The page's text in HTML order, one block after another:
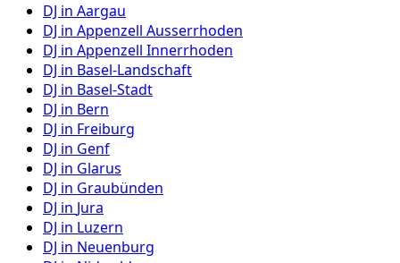
DJ in Aargau
DJ in Appenzell Ausserrhoden
DJ in Appenzell Innerrhoden
DJ in Basel-Landschaft
DJ in Basel-Stadt
DJ in Bern
DJ in Freiburg
DJ in Genf
DJ in Glarus
DJ in Graubünden
DJ in Jura
DJ in Luzern
DJ in Neuenburg